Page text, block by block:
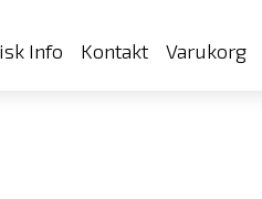
Info Kontakt Varukorg